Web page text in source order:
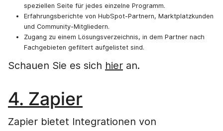
speziellen Seite für jedes einzelne Programm.
Erfahrungsberichte von HubSpot-Partnern, Marktplatzkunden
und Community-Mitgliedern.
Zugang zu einem Lösungsverzeichnis, in dem Partner nach
Fachgebieten gefiltert aufgelistet sind.
Schauen Sie es sich hier an.
4. Zapier
Zapier bietet Integrationen von